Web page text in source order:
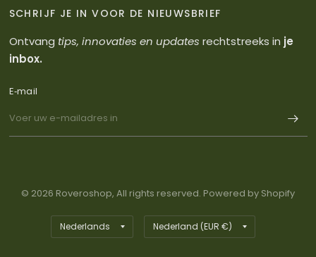
SCHRIJF JE IN VOOR DE NIEUWSBRIEF
Ontvang tips, innovaties en updates rechtstreeks in je
inbox.
E‑mail
© 2026 Roveroshop, All rights reserved. Powered by Shopify
Land/regio
bijwerken
Land/regio
bijwerken